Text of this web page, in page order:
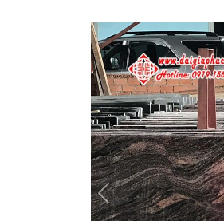
Previous